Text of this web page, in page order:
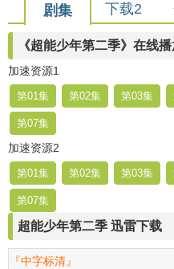
剧集 下载2
《超能少年第二季》在线
加速资源1
第01集 第02集 第03集
第07集
加速资源2
第01集 第02集 第03集
第07集
超能少年第二季 迅雷下载
『中字标清』